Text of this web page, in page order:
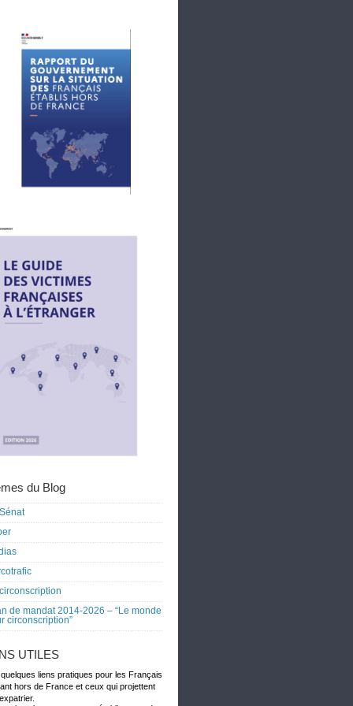
du Blog
de mandat 2014-2026 – “Le monde
circonscription”
UTILES
quelques liens pratiques pour les Français
hors de France et ceux qui projettent